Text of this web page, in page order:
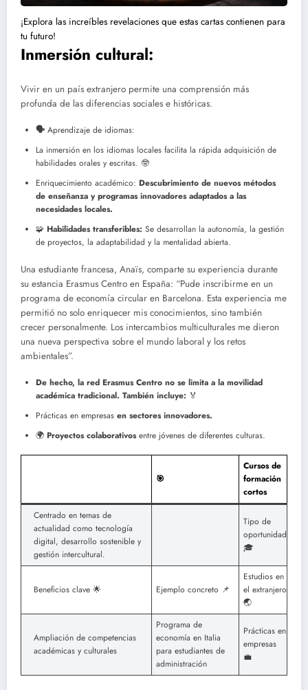
¡Explora las increíbles revelaciones que estas cartas contienen para
tu futuro!
Inmersión cultural:
Vivir en un país extranjero permite una comprensión más
profunda de las diferencias sociales e históricas.
🗣 Aprendizaje de idiomas:
La inmersión en los idiomas locales facilita la rápida adquisición de
habilidades orales y escritas. 🤓
Enriquecimiento académico: Descubrimiento de nuevos métodos
de enseñanza y programas innovadores adaptados a las
necesidades locales.
🧩 Habilidades transferibles: Se desarrollan la autonomía, la gestión
de proyectos, la adaptabilidad y la mentalidad abierta.
Una estudiante francesa, Anaïs, comparte su experiencia durante
su estancia Erasmus Centro en España: “Pude inscribirme en un
programa de economía circular en Barcelona. Esta experiencia me
permitió no solo enriquecer mis conocimientos, sino también
crecer personalmente. Los intercambios multiculturales me dieron
una nueva perspectiva sobre el mundo laboral y los retos
ambientales”.
De hecho, la red Erasmus Centro no se limita a la movilidad
académica tradicional. También incluye: 🏅
Prácticas en empresas en sectores innovadores.
🌍 Proyectos colaborativosentre jóvenes de diferentes culturas.
🎯
Cursos de
formación
cortos
Centrado en temas de
actualidad como tecnología
digital, desarrollo sostenible y
gestión intercultural.
Tipo de
oportunidad
🎓
Beneficios clave 🌟 Ejemplo concreto 📌
Estudios en
el extranjero
🌏
Ampliación de competencias
académicas y culturales
Programa de
economía en Italia
para estudiantes de
administración
Prácticas en
empresas
💼